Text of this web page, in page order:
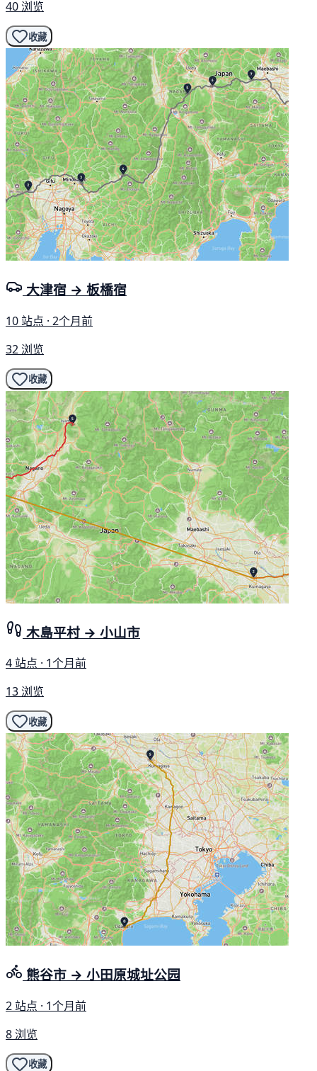
40 浏览
收藏
大津宿 → 板橋宿
10 站点 · 2个月前
32 浏览
收藏
木島平村 → 小山市
4 站点 · 1个月前
13 浏览
收藏
熊谷市 → 小田原城址公园
2 站点 · 1个月前
8 浏览
收藏